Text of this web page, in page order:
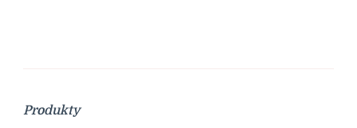
Produkty